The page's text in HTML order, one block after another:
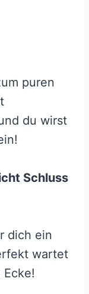
puren
du wirst
Schluss
dich ein
wartet